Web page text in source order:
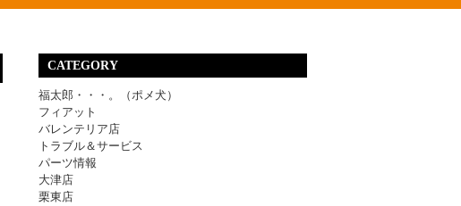
CATEGORY
福太郎・・・。（ポメ犬）
フィアット
バレンテリア店
トラブル＆サービス
パーツ情報
大津店
栗東店